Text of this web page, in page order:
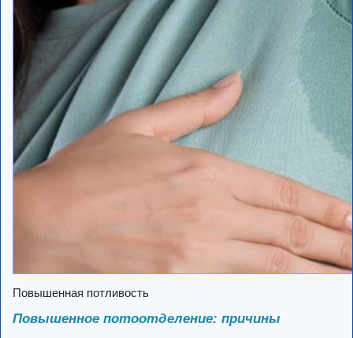
Повышенная потливость
Повышенное потоотделение: причины